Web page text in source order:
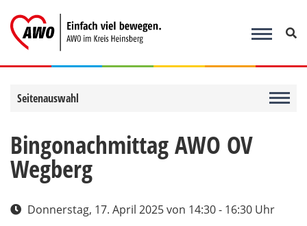
Inhalt
springen
Seitenauswahl
Bingonachmittag AWO OV
Wegberg
Donnerstag, 17. April 2025von 14:30 - 16:30 Uhr